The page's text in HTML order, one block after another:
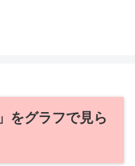
をグラフで見ら